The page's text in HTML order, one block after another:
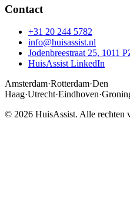
Contact
+31 20 244 5782
info@huisassist.nl
Jodenbreestraat 25, 1011
HuisAssist LinkedIn
Amsterdam·Rotterdam·Den
Haag·Utrecht·Eindhoven·
© 2026 HuisAssist. Alle rechten